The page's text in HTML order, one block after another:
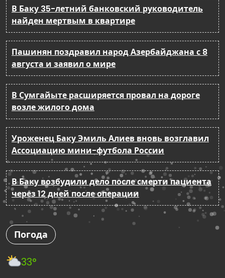
В Баку 35-летний банковский руководитель
найден мертвым в квартире
Пашинян поздравил народ Азербайджана с 8
августа и заявил о мире
В Сумгайыте расширяется провал на дороге
возле жилого дома
Уроженец Баку Эмиль Алиев вновь возглавил
Ассоциацию мини-футбола России
В Баку возбудили дело после смерти пациента
через 12 дней после операции
Погода
33°